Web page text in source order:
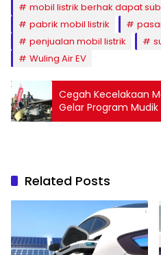
mobil listrik berhak dapat
pabrik mobil listrik
penjualan mobil listrik
Wuling Air EV
Cegah Kecelakaan
Gelar Program Mudik
Related Posts